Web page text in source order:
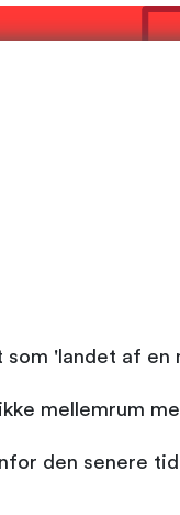
som 'landet af
mellemrum
den senere